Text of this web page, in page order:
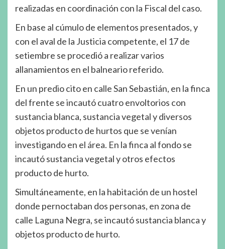
realizadas en coordinación con la Fiscal del caso.
En base al cúmulo de elementos presentados, y
con el aval de la Justicia competente, el 17 de
setiembre se procedió a realizar varios
allanamientos en el balneario referido.
En un predio cito en calle San Sebastián, en la finca
del frente se incautó cuatro envoltorios con
sustancia blanca, sustancia vegetal y diversos
objetos producto de hurtos que se venían
investigando en el área. En la finca al fondo se
incautó sustancia vegetal y otros efectos
producto de hurto.
Simultáneamente, en la habitación de un hostel
donde pernoctaban dos personas, en zona de
calle Laguna Negra, se incautó sustancia blanca y
objetos producto de hurto.